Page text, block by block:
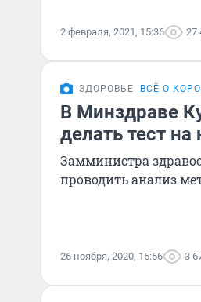
2 февраля, 2021, 15:36 27
ЗДОРОВЬЕ ВСЁ О
В Минздраве
делать тест на
Замминистра
проводить анализ
26 ноября, 2020, 15:56 3